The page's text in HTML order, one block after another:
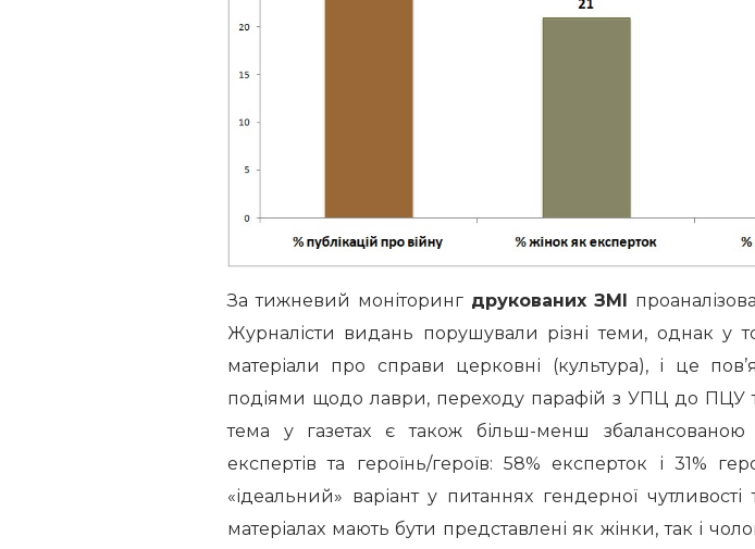
За тижневий моніторинг друкованих ЗМІ
Журналісти видань порушували різні теми, однак у
матеріали про справи церковні (культура), і це
подіями щодо лаври, переходу парафій з УПЦ до ПЦУ
тема у газетах є також більш-менш
експертів та героїнь/героїв: 58% експерток і 31%
«ідеальний» варіант у питаннях гендерної
матеріалах мають бути представлені як жінки, так і